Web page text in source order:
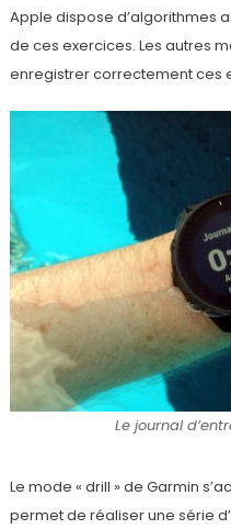
Apple dispose d’algorithmes
de ces exercices. Les autres
enregistrer correctement ces
Le journal
Le mode « drill » de Garmin
permet de réaliser une série